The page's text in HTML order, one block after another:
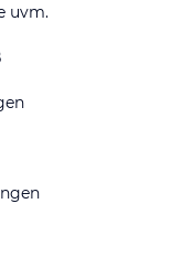
uvm.